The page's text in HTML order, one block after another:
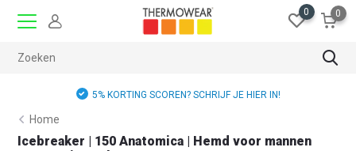
0 0
5% KORTING SCOREN? SCHRIJF JE HIER IN!
Home
Icebreaker | 150 Anatomica | Hemd voor mannen